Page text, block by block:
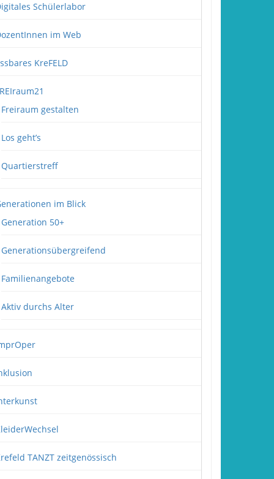
Schülerlabor
im Web
KreFELD
Freiraum gestalten
Los geht’s
Quartierstreff
im Blick
Generation 50+
Generationsübergreifend
Familienangebote
Aktiv durchs Alter
TANZT zeitgenössisch